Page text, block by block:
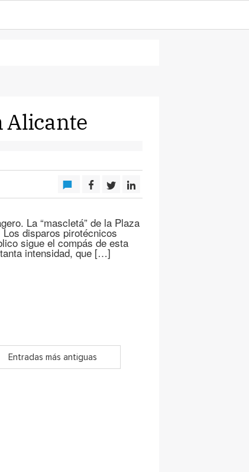
Alicante
La “mascletá” de la Plaza
disparos pirotécnicos
sigue el compás de esta
intensidad, que […]
Entradas más antiguas